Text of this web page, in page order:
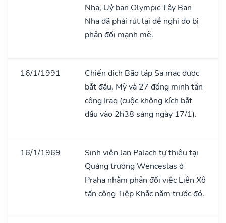
Nha, Uỷ ban Olympic Tây Ban
Nha đã phải rút lại đề nghị do bị
phản đối mạnh mẽ.
16/1/1991
Chiến dịch Bão táp Sa mạc được
bắt đầu, Mỹ và 27 đồng minh tấn
công Iraq (cuộc không kích bắt
đầu vào 2h38 sáng ngày 17/1).
16/1/1969
Sinh viên Jan Palach tự thiêu tại
Quảng trường Wenceslas ở
Praha nhằm phản đối việc Liên Xô
tấn công Tiệp Khắc năm trước đó.